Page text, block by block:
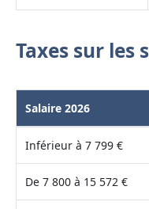
Taxes sur les
Salaire 2026
Inférieur à 7 799 €
De 7 800 à 15 572 €